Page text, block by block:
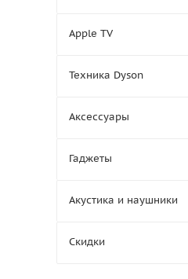
Apple TV
Техника Dyson
Аксессуары
Гаджеты
Акустика и наушники
Скидки